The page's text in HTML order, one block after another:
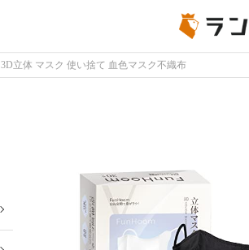
3D立体 マスク 使い捨て 血色マスク不織布